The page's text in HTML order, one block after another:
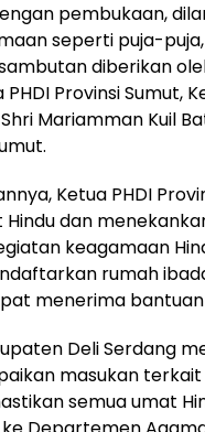
pembukaan,
seperti puja-
diberikan
Provinsi Sumut,
Mariamman Kuil
Ketua PHDI
dan
keagamaan
rumah
menerima
Deli Serdang
masukan
semua umat